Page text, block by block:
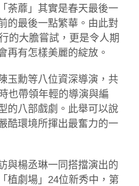
荼蘼」其實是春天最後一
的最後一點繁華。由此對
的大膽嘗試，更是令人期
再有怎樣美麗的綻放。
玉勳等八位資深導演，共
也帶領年輕的導演與編
的八部戲劇。此舉可以說
酷環境所揮出最奮力的一
與楊丞琳一同搭擋演出的
植劇場」24位新秀中，第